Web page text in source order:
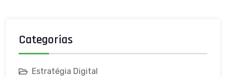
Categorias
Estratégia Digital